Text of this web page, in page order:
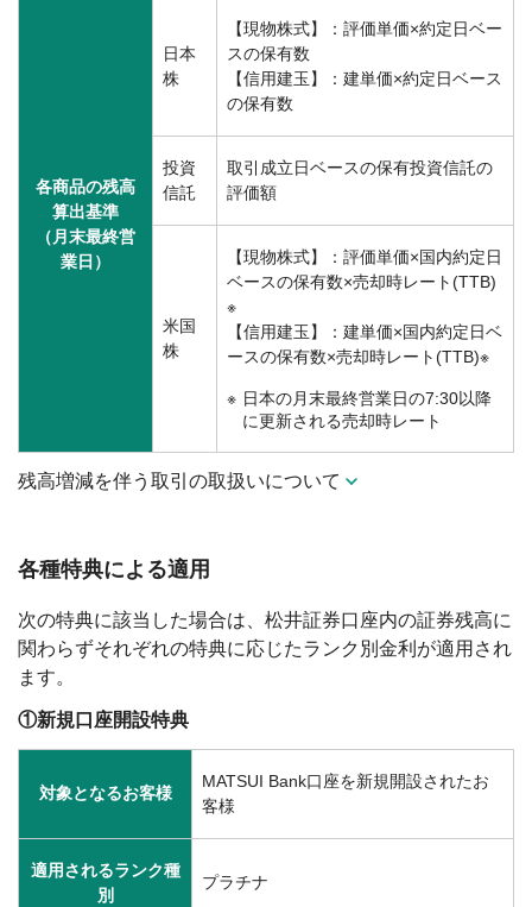
各商品の残高
算出基準
（月末最終営
業日）
日本
株
【現物株式】：評価単価×約定日ベー
スの保有数
【信用建玉】：建単価×約定日ベース
の保有数
投資
信託
取引成立日ベースの保有投資信託の
評価額
米国
株
【現物株式】：評価単価×国内約定日
ベースの保有数×売却時レート(TTB)
※
【信用建玉】：建単価×国内約定日ベ
ースの保有数×売却時レート(TTB)※
日本の月末最終営業日の7:30以降
に更新される売却時レート
残高増減を伴う取引の取扱いについて
各種特典による適用
次の特典に該当した場合は、松井証券口座内の証券残高に
関わらずそれぞれの特典に応じたランク別金利が適用され
ます。
①新規口座開設特典
対象となるお客様
MATSUI Bank口座を新規開設されたお
客様
適用されるランク種
別
プラチナ